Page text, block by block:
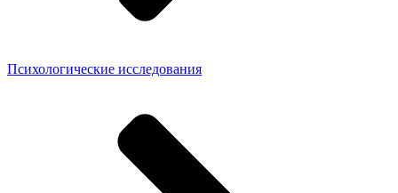
Психологические исследования